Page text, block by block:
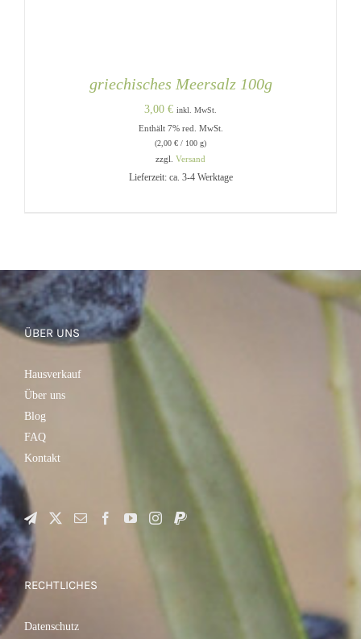
DETAILS
griechisches Meersalz 100g
3,00 € inkl. MwSt.
Enthält 7% red. MwSt.
(2,00 € / 100 g)
zzgl. Versand
Lieferzeit: ca. 3-4 Werktage
ÜBER UNS
Hausverkauf
Über uns
Blog
FAQ
Kontakt
RECHTLICHES
Datenschutz